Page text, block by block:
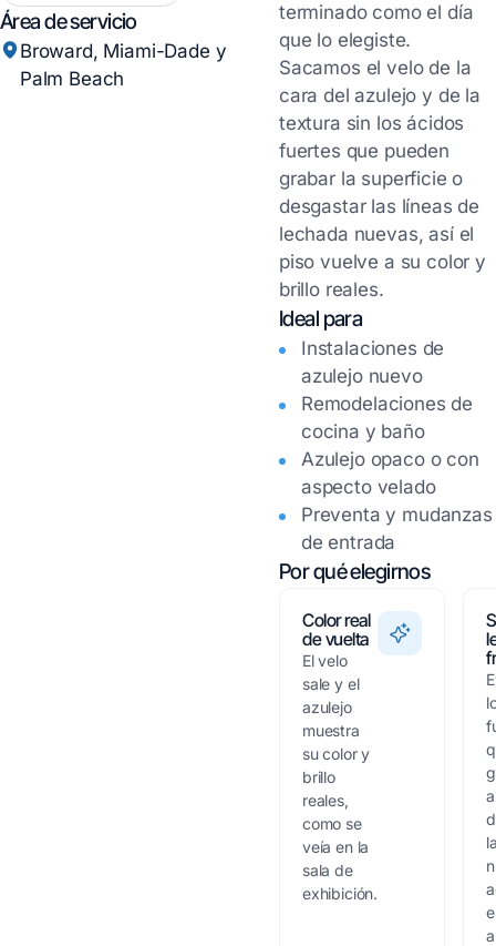
Área de servicio
Broward, Miami-Dade y
Palm Beach
terminado como el día
que lo elegiste.
Sacamos el velo de la
cara del azulejo y de la
textura sin los ácidos
fuertes que pueden
grabar la superficie o
desgastar las líneas de
lechada nuevas, así el
piso vuelve a su color y
brillo reales.
Ideal para
Instalaciones de
azulejo nuevo
Remodelaciones de
cocina y baño
Azulejo opaco o con
aspecto velado
Preventa y mudanzas
de entrada
Por qué elegirnos
Color real
de vuelta
El velo
sale y el
azulejo
muestra
su color y
brillo
reales,
como se
veía en la
sala de
exhibición.